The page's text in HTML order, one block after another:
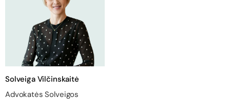
Solveiga Vilčinskaitė
Advokatės Solveigos